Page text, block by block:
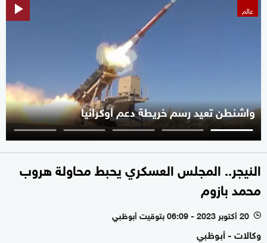
عالم
واشنطن تعيد رسم خريطة دعم أوكرانيا
النيجر.. المجلس العسكري يحبط محاولة هروب
محمد بازوم
l 20 أكتوبر 2023 - 06:09 بتوقيت أبوظبي
وكالات - أبوظبي